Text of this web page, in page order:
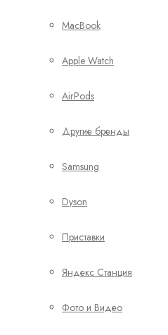
MacBook
Apple Watch
AirPods
Другие бренды
Samsung
Dyson
Приставки
Яндекс Станция
Фото и Видео